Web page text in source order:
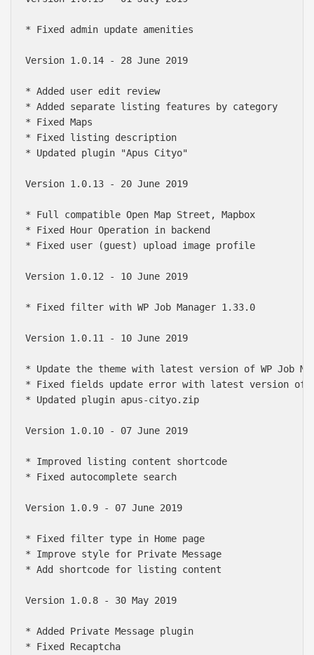
* Fixed admin update amenities
Version 1.0.14 - 28 June 2019
* Added user edit review
* Added separate listing features by category
* Fixed Maps
* Fixed listing description
* Updated plugin "Apus Cityo"
Version 1.0.13 - 20 June 2019
* Full compatible Open Map Street, Mapbox
* Fixed Hour Operation in backend
* Fixed user (guest) upload image profile
Version 1.0.12 - 10 June 2019
* Fixed filter with WP Job Manager 1.33.0
Version 1.0.11 - 10 June 2019
* Update the theme with latest version of WP Job
* Fixed fields update error with latest version of
* Updated plugin apus-cityo.zip
Version 1.0.10 - 07 June 2019
* Improved listing content shortcode
* Fixed autocomplete search
Version 1.0.9 - 07 June 2019
* Fixed filter type in Home page
* Improve style for Private Message
* Add shortcode for listing content
Version 1.0.8 - 30 May 2019
* Added Private Message plugin
* Fixed Recaptcha